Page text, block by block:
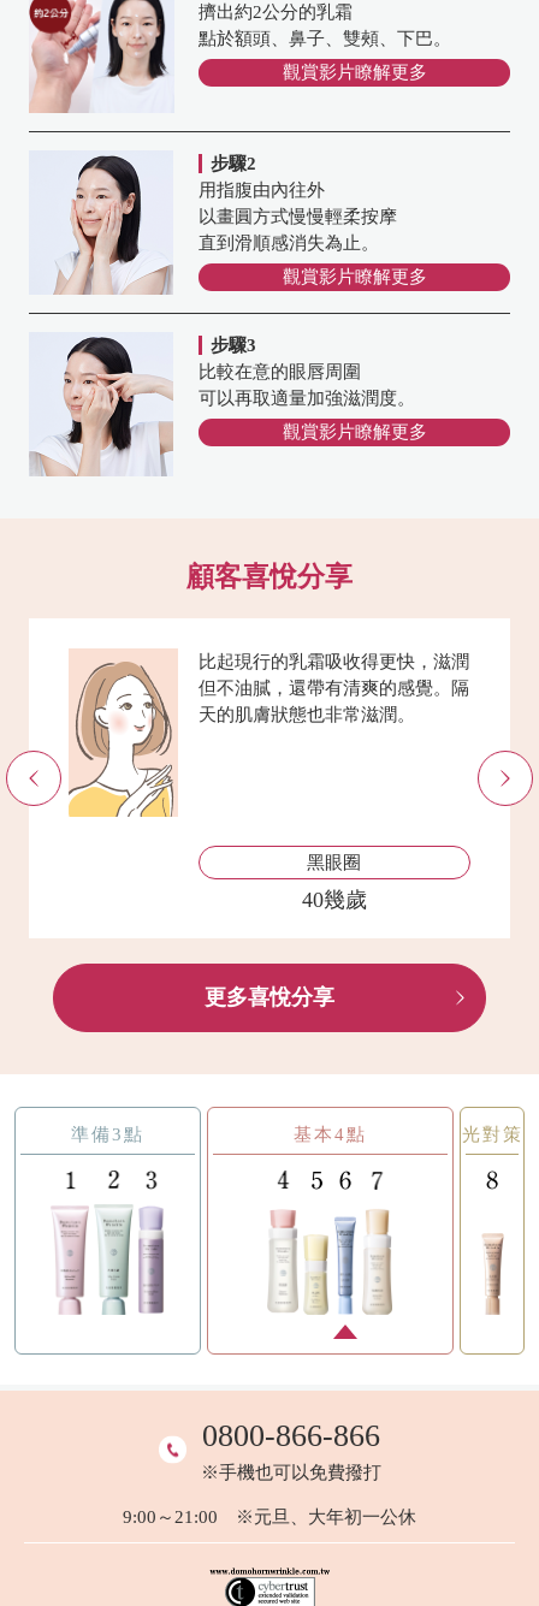
擠出約2公分的乳霜
點於額頭、鼻子、雙頰、下巴。
觀賞影片瞭解更多
步驟2
用指腹由內往外
以畫圓方式慢慢輕柔按摩
直到滑順感消失為止。
觀賞影片瞭解更多
步驟3
比較在意的眼唇周圍
可以再取適量加強滋潤度。
觀賞影片瞭解更多
顧客喜悅分享
Previous
比起現行的乳霜吸收得更快，滋潤
但不油膩，還帶有清爽的感覺。隔
天的肌膚狀態也非常滋潤。
黑眼圈
40幾歲
更多喜悅分享
準備3點 基本4點 光對策
0800-866-866
※手機也可以免費撥打
9:00～21:00 ※元旦、大年初一公休